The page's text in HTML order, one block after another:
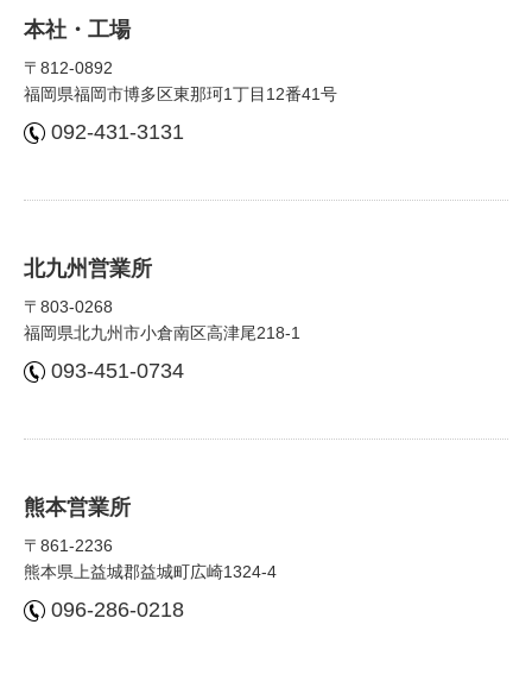
本社・⼯場
〒812-0892
福岡県福岡市博多区東那珂1丁⽬12番41号
092-431-3131
北九州営業所
〒803-0268
福岡県北九州市⼩倉南区⾼津尾218-1
093-451-0734
熊本営業所
〒861-2236
熊本県上益城郡益城町広崎1324-4
096-286-0218